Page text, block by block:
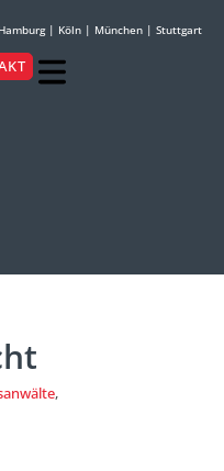
Hamburg| Köln | München | Stuttgart
,